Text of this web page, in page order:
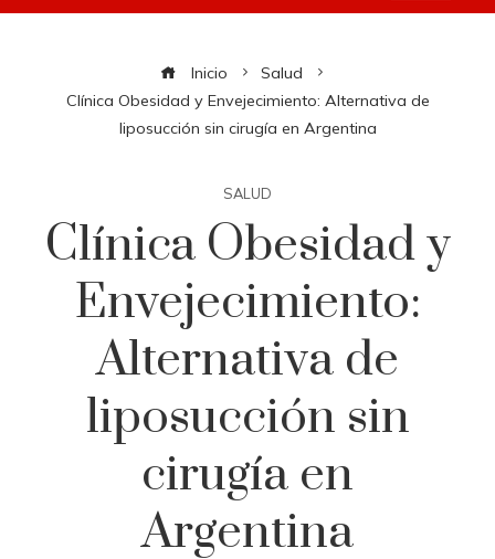
Inicio
Salud
Clínica Obesidad y Envejecimiento: Alternativa de
liposucción sin cirugía en Argentina
SALUD
Clínica Obesidad y
Envejecimiento:
Alternativa de
liposucción sin
cirugía en
Argentina